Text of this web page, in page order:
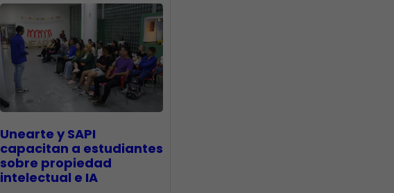
Unearte y SAPI
capacitan a estudiantes
sobre propiedad
intelectual e IA